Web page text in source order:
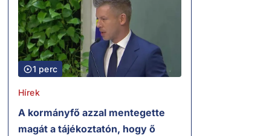
1 perc
Hírek
A kormányfő azzal mentegette
magát a tájékoztatón, hogy ő